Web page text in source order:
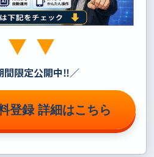
間限定公開中‼／
登録 詳細はこちら